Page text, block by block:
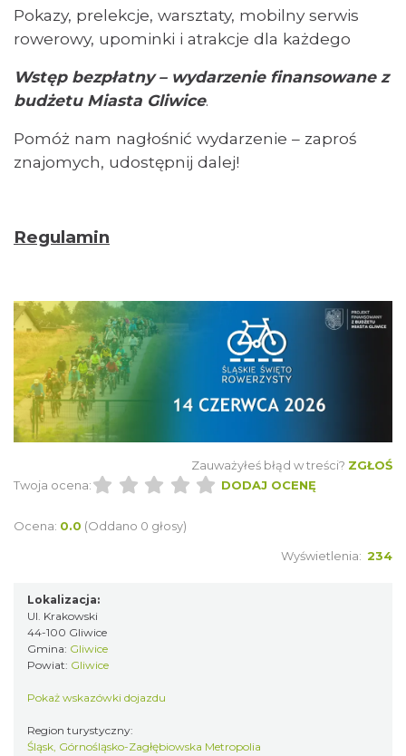
Warsztat gry na flecie indiańskim –
pierwsze kroki w świecie melodii
Wakacyjne Warsztaty Malarskie "Rybnik -
miasto zieleni"
Rybnik
2026-08-22
21.20 km
DNI OTWARTE w teatrze NA PÓŁ i teatrze
POWROTÓW || REKRUTACJA NA SEZON
26/27
Rybnik
Pokazy, prelekcje, warsztaty, mobilny serwis
rowerowy, upominki i atrakcje dla każdego
Wstęp bezpłatny – wydarzenie finansowane z
budżetu Miasta Gliwice.
Pomóż nam nagłośnić wydarzenie – zaproś
znajomych, udostępnij dalej!
Regulamin
Zauważyłeś błąd w treści? ZGŁOŚ
Twoja ocena:
DODAJ OCENĘ
Ocena: 0.0 (Oddano 0 głosy)
Wyświetlenia: 234
Lokalizacja:
Ul. Krakowski
44-100 Gliwice
Gmina: Gliwice
Powiat: Gliwice
Pokaż wskazówki dojazdu
Region turystyczny:
Śląsk, Górnośląsko-Zagłębiowska Metropolia